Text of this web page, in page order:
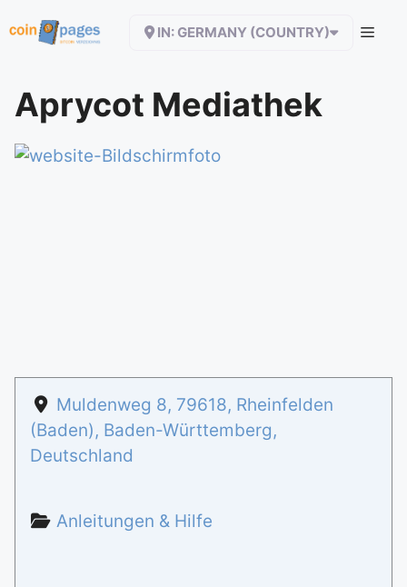
Inhalt
IN: GERMANY (COUNTRY)
Aprycot Mediathek
Muldenweg 8, 79618, Rheinfelden
(Baden), Baden-Württemberg,
Deutschland
Anleitungen & Hilfe